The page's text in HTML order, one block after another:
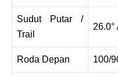
Sudut Putar /
Trail
26.0°
Roda Depan 100/